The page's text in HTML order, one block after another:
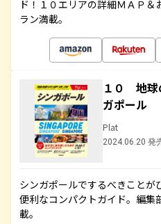
ド！１０エリアの詳細ＭＡＰ
ラン満載。
１０ 地
ガポール
Plat
2024.06.20 発
シンガポールでするべきことが
便利なコンパクトガイド。編集
載。